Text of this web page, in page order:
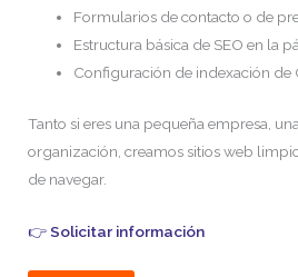
Formularios de contacto o de
Estructura básica de SEO en la
Configuración de indexación de
Tanto si eres una pequeña empresa,
organización, creamos sitios web
de navegar.
👉Solicitar información